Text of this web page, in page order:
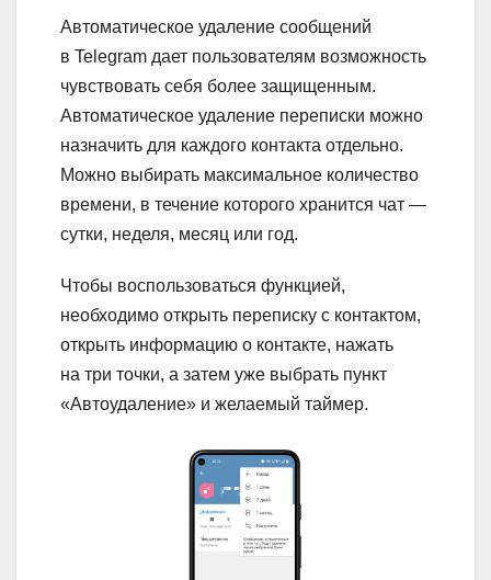
Автоматическое удаление сообщений
в Telegram дает пользователям возможность
чувствовать себя более защищенным.
Автоматическое удаление переписки можно
назначить для каждого контакта отдельно.
Можно выбирать максимальное количество
времени, в течение которого хранится чат —
сутки, неделя, месяц или год.
Чтобы воспользоваться функцией,
необходимо открыть переписку с контактом,
открыть информацию о контакте, нажать
на три точки, а затем уже выбрать пункт
«Автоудаление» и желаемый таймер.